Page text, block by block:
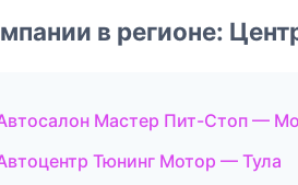
в регионе:
Мастер Пит-Стоп —
Тюнинг Мотор — Тула